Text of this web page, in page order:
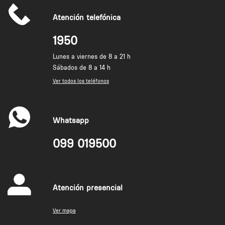
Atención telefónica
1950
Lunes a viernes de 8 a 21 h
Sábados de 8 a 14 h
Ver todos los teléfonos
Whatsapp
099 019500
Atención presencial
Ver mapa